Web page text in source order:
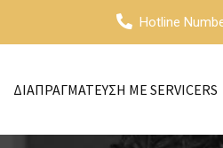
Hotline
ΔΙΑΠΡΑΓΜΑΤΕΥΣΗ ΜΕ SERVICERS